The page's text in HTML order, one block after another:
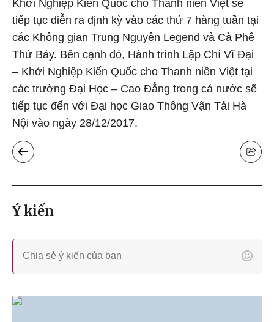
Khởi Nghiệp Kiến Quốc cho Thanh niên Việt sẽ
tiếp tục diễn ra định kỳ vào các thứ 7 hàng tuần tại
các Không gian Trung Nguyên Legend và Cà Phê
Thứ Bảy. Bên cạnh đó, Hành trình Lập Chí Vĩ Đại
– Khởi Nghiệp Kiến Quốc cho Thanh niên Việt tại
các trường Đại Học – Cao Đẳng trong cả nước sẽ
tiếp tục đến với Đại học Giao Thông Vận Tải Hà
Nội vào ngày 28/12/2017.
Ý kiến